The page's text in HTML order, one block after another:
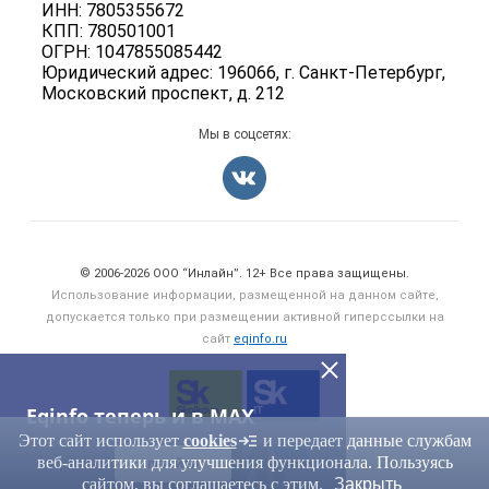
Eqinfo теперь и в MAX
ПЕРЕЙТИ
ИНН: 7805355672
КПП: 780501001
ОГРН: 1047855085442
Юридический адрес: 196066, г. Санкт-Петербург,
Московский проспект, д. 212
Информация о компаниях
Добавить объявление
Карта объявлений
Мы в соцсетях:
© 2006‑2026 ООО “Инлайн”. 12+ Все права защищены.
Использование информации, размещенной на данном сайте,
допускается только при размещении активной гиперссылки на
сайт eqinfo.ru
Этот сайт использует cookies
и передает данные службам
веб-аналитики для улучшения функционала. Пользуясь
сайтом, вы соглашаетесь с этим.
Закрыть